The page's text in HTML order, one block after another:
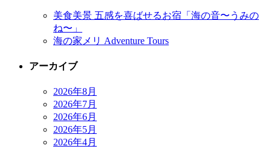
美食美景 五感を喜ばせるお宿「海の音〜うみの
ね〜」
海の家メリ Adventure Tours
アーカイブ
2026年8月
2026年7月
2026年6月
2026年5月
2026年4月